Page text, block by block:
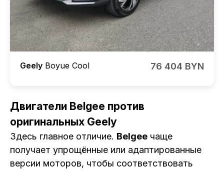
Geely Boyue Cool 76 404 BYN
Двигатели Belgee против
оригинальных Geely
Здесь главное отличие. Belgee чаще
получает упрощённые или адаптированные
версии моторов, чтобы соответствовать